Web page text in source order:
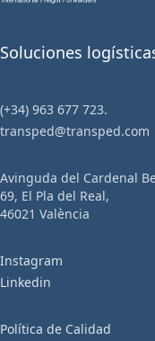
VISIÓN
MAYOR
SEGURIDAD
Soluciones
(+34) 963 677 723.
transped@transped.com
Avinguda del Cardenal
69, El Pla del Real,
46021 València
Instagram
Linkedin
Política de Calidad